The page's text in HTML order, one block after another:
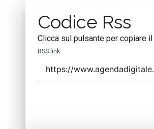
Codice Rss
Clicca sul pulsante per copiare
RSS link